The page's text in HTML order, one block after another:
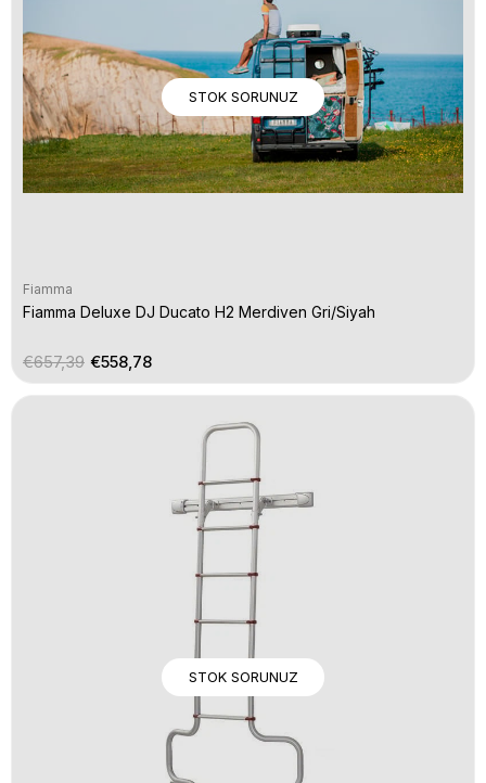
STOK SORUNUZ
Fiamma
Fiamma Deluxe DJ Ducato H2 Merdiven Gri/Siyah
€558,78
€657,39
STOK SORUNUZ